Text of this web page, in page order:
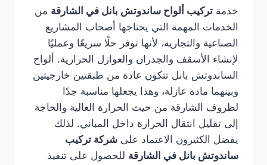
خدمة تركيب ألواح ساندوتش بانل في الشارقة من
الخدمات المهمة التي يحتاجها أصحاب المشاريع
الصناعية والتجارية، لأنها توفر حلًا سريعًا وعمليًا
لإنشاء الأسقف والجدران والعوازل الحرارية. ألواح
الساندوتش بانل تتكون عادة من طبقتين خارجيتين
وبينهما مادة عازلة، وهذا يجعلها مناسبة جدًا
لظروف الشارقة من حيث الحرارة العالية والحاجة
إلى تقليل انتقال الحرارة داخل المباني. لذلك
يفضل الكثيرون الاعتماد على شركة تركيب
ساندوتش بانل في الشارقة للحصول على تنفيذ